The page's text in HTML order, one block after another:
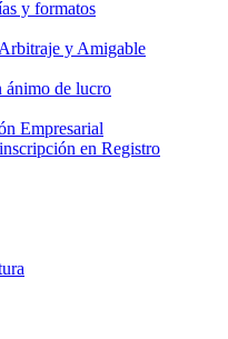
y formatos
y Amigable
ánimo de lucro
Empresarial
en Registro